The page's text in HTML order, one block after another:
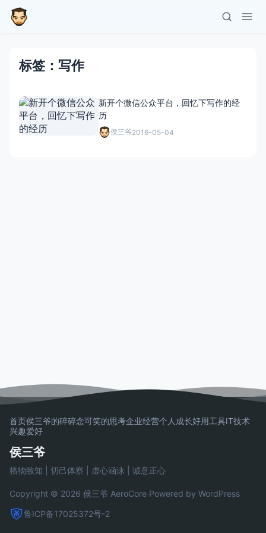
标签：写作
新开个微信公众平台，回忆下写作的经
历
侯三爷2016-05-04
首页侯三爷的碎碎念可笑的思考企业经营个人成长好用工具IT技术
兴趣爱好
侯三爷
格物致知 | 切己体察 | 虚心涵泳 | 诚意正心
Copyright © 2026 侯三爷 AeroCore Powered by WordPress
鲁ICP备17025372号-2